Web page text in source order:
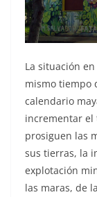
La situación
mismo tiempo
calendario
incrementar el
prosiguen las
sus tierras, la
explotación
las maras, de